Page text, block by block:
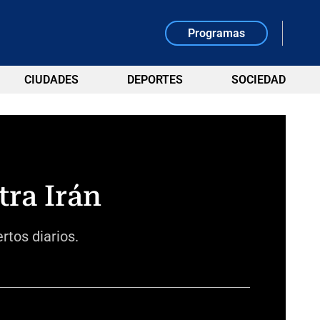
Programas
CIUDADES DEPORTES SOCIEDAD
Irán
diarios.